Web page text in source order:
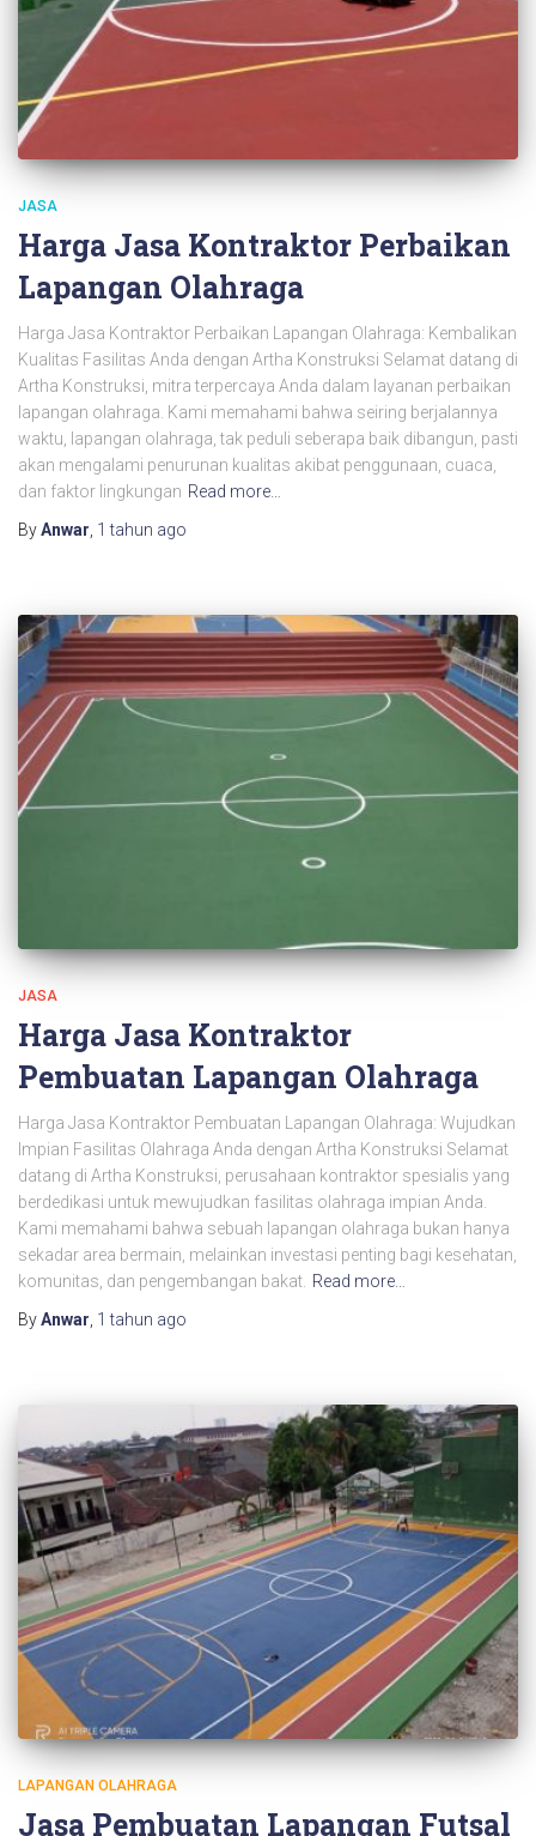
JASA
Harga Jasa Kontraktor Perbaikan
Lapangan Olahraga
Harga Jasa Kontraktor Perbaikan Lapangan Olahraga: Kembalikan
Kualitas Fasilitas Anda dengan Artha Konstruksi Selamat datang di
Artha Konstruksi, mitra terpercaya Anda dalam layanan perbaikan
lapangan olahraga. Kami memahami bahwa seiring berjalannya
waktu, lapangan olahraga, tak peduli seberapa baik dibangun, pasti
akan mengalami penurunan kualitas akibat penggunaan, cuaca,
dan faktor lingkungan Read more…
ByAnwar, 1 tahun ago
JASA
Harga Jasa Kontraktor
Pembuatan Lapangan Olahraga
Harga Jasa Kontraktor Pembuatan Lapangan Olahraga: Wujudkan
Impian Fasilitas Olahraga Anda dengan Artha Konstruksi Selamat
datang di Artha Konstruksi, perusahaan kontraktor spesialis yang
berdedikasi untuk mewujudkan fasilitas olahraga impian Anda.
Kami memahami bahwa sebuah lapangan olahraga bukan hanya
sekadar area bermain, melainkan investasi penting bagi kesehatan,
komunitas, dan pengembangan bakat. Read more…
ByAnwar 1 tahun ago
LAPANGAN OLAHRAGA
Jasa Pembuatan Lapangan Futsal